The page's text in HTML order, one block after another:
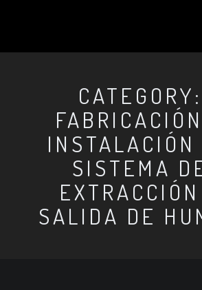
CATEGORY:
INSTALACIÓN
SISTEMA
SALIDA DE